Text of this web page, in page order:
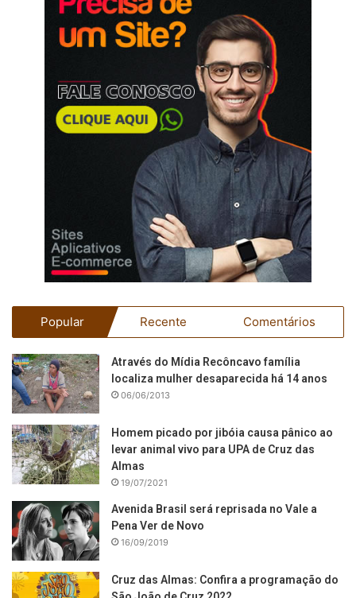
Popular Recente Comentários
Através do Mídia Recôncavo família
localiza mulher desaparecida há 14 anos
06/06/2013
Homem picado por jibóia causa pânico ao
levar animal vivo para UPA de Cruz das
Almas
19/07/2021
Avenida Brasil será reprisada no Vale a
Pena Ver de Novo
16/09/2019
Cruz das Almas: Confira a programação do